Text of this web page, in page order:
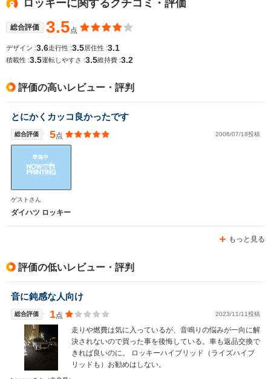
ロッキーに関するクチコミ・評価
総合評価 3.5 点
デザイン :3.6走行性 :3.5居住性 :3.1
積載性 :3.5運転しやすさ :3.5維持費 :3.2
評価の高いレビュー・評判
とにかくカッコ良かったです
総合評価 5点 2006/07/18投稿
ゲストさん
ダイハツ ロッキー
もっと見る
評価の低いレビュー・評判
音に鈍感な人向け
総合評価 1点 2023/11/11投稿
走りや燃費は気に入っているが、音鳴りの悩みが一向に解
決されないので買った事を後悔している。車も返品交換で
きれば良いのに。 ロッキーハイブリッド（ライズハイブ
リッドも）お勧めはしない。